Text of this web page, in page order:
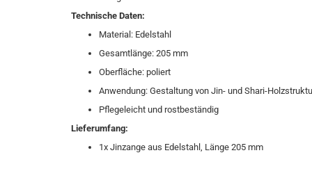
Technische Daten:
Material: Edelstahl
Gesamtlänge: 205 mm
Oberfläche: poliert
Anwendung: Gestaltung von Jin- und Shari-
Pflegeleicht und rostbeständig
Lieferumfang:
1x Jinzange aus Edelstahl, Länge 205 mm